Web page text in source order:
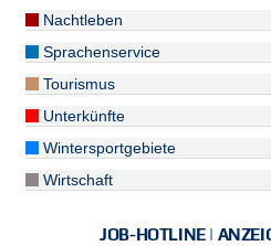
Nachtleben
Sprachenservice
Tourismus
Unterkünfte
Wintersportgebiete
Wirtschaft
JOB-HOTLINE |